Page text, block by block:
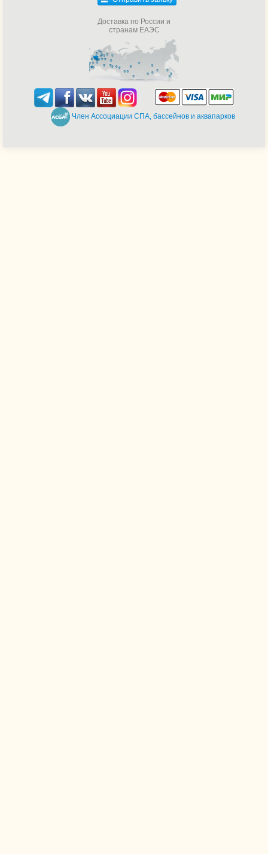
Доставка по России и
странам ЕАЭС
Член Ассоциации СПА, бассейнов и аквапарков